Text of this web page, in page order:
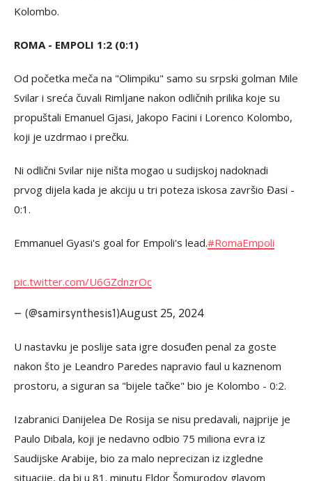
Kolombo.
ROMA - EMPOLI 1:2 (0:1)
Od početka meča na "Olimpiku" samo su srpski golman Mile
Svilar i sreća čuvali Rimljane nakon odličnih prilika koje su
propuštali Emanuel Gjasi, Jakopo Facini i Lorenco Kolombo,
koji je uzdrmao i prečku.
Ni odlični Svilar nije ništa mogao u sudijskoj nadoknadi
prvog dijela kada je akciju u tri poteza iskosa završio Đasi -
0:1.
Emmanuel Gyasi's goal for Empoli's lead.#RomaEmpoli
pic.twitter.com/U6GZdnzrOc
— (@samirsynthesis1)August 25, 2024
U nastavku je poslije sata igre dosuđen penal za goste
nakon što je Leandro Paredes napravio faul u kaznenom
prostoru, a siguran sa "bijele tačke" bio je Kolombo - 0:2.
Izabranici Danijelea De Rosija se nisu predavali, najprije je
Paulo Dibala, koji je nedavno odbio 75 miliona evra iz
Saudijske Arabije, bio za malo neprecizan iz izgledne
situacije, da bi u 81. minutu Eldor Šomurodov glavom